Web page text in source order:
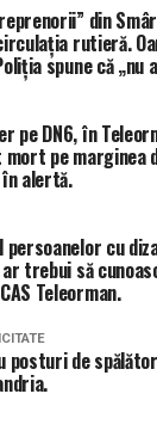
din
rutieră.
spune că „nu
pe DN6, în
mort pe marginea
alertă.
persoanelor cu
trebui să
Teleorman.
posturi de